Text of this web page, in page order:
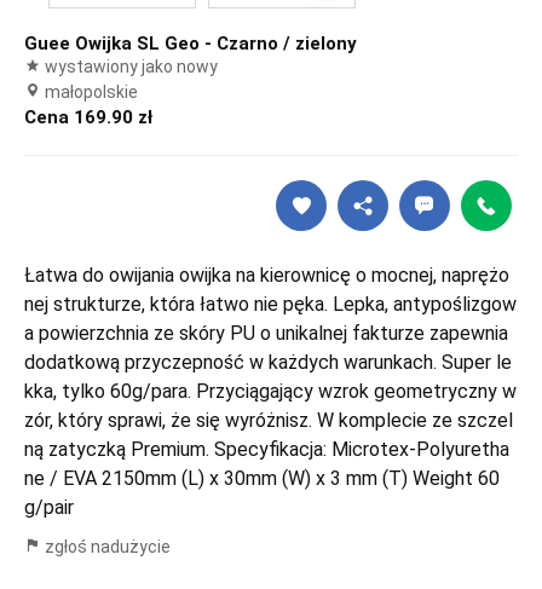
Guee Owijka SL Geo - Czarno / zielony
wystawiony jako nowy
małopolskie
Cena 169.90 zł
Łatwa do owijania owijka na kierownicę o mocnej, naprężo
nej strukturze, która łatwo nie pęka. Lepka, antypoślizgow
a powierzchnia ze skóry PU o unikalnej fakturze zapewnia
dodatkową przyczepność w każdych warunkach. Super le
kka, tylko 60g/para. Przyciągający wzrok geometryczny w
zór, który sprawi, że się wyróżnisz. W komplecie ze szczel
ną zatyczką Premium. Specyfikacja: Microtex-Polyuretha
ne / EVA 2150mm (L) x 30mm (W) x 3 mm (T) Weight 60
g/pair
zgłoś nadużycie